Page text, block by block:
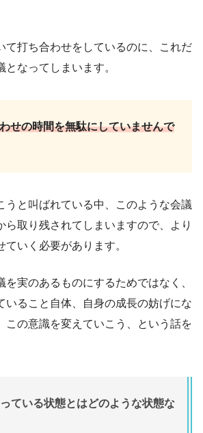
て打ち合わせをしているのに、これだ
となってしまいます。
せの時間を無駄にしていませんで
うと叫ばれている中、このような会議
ら取り残されてしまいますので、より
ていく必要があります。
を実のあるものにするためではなく、
いること自体、自身の成長の妨げにな
この意識を変えていこう、という話を
ている状態とはどのような状態な